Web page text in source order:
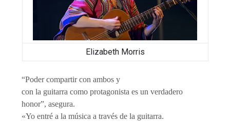
Elizabeth Morris
“Poder compartir con ambos y
con la guitarra como protagonista es un verdadero
honor”, asegura.
«Yo entré a la música a través de la guitarra.